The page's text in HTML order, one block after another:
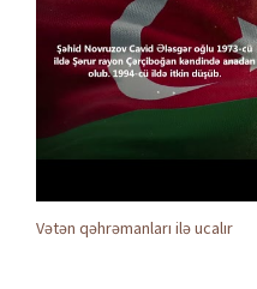
Vətən qəhrəmanları ilə ucalır